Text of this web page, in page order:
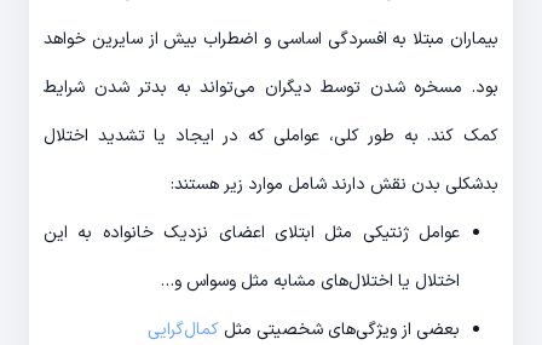
بیماران مبتلا به افسردگی اساسی و اضطراب بیش از سایرین خواهد
بود. مسخره شدن توسط دیگران می‌تواند به بدتر شدن شرایط
کمک کند. به طور کلی، عواملی که در ایجاد یا تشدید اختلال
بدشکلی بدن نقش دارند شامل موارد زیر هستند:
عوامل ژنتیکی مثل ابتلای اعضای نزدیک خانواده به این
اختلال یا اختلال‌های مشابه مثل وسواس و…
بعضی از ویژگی‌های شخصیتی مثل کما‌ل‌گرایی